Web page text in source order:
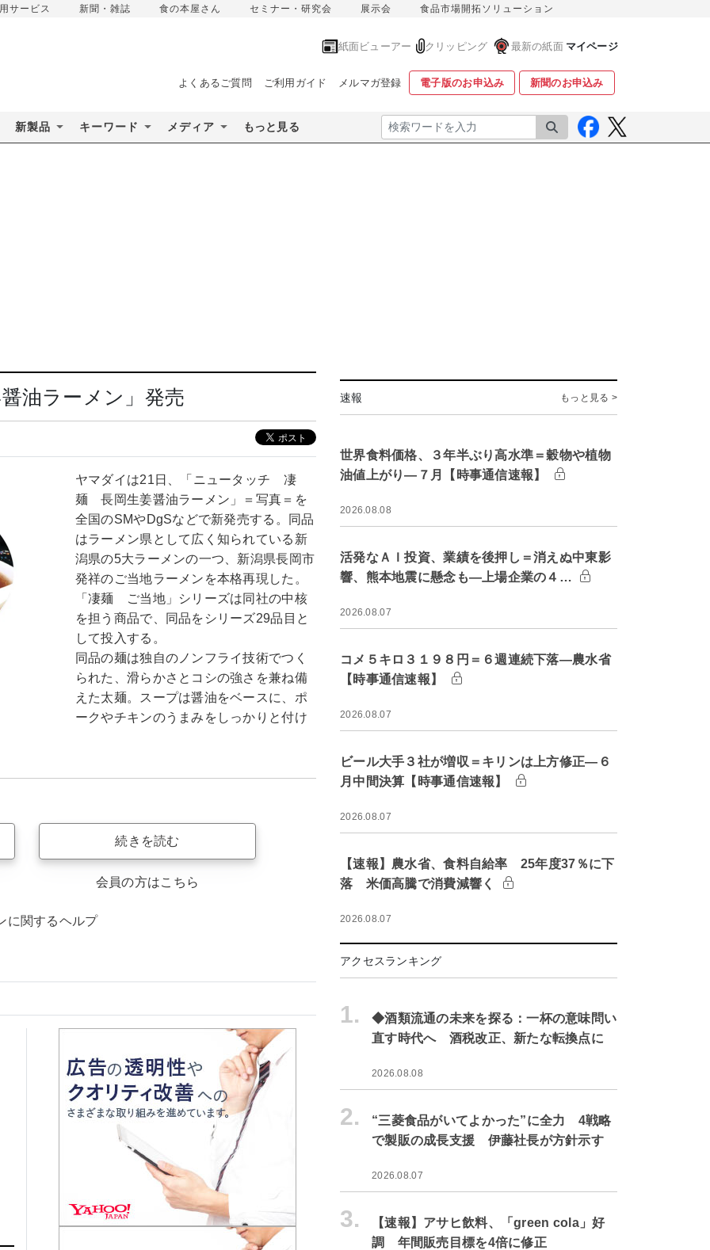
サービス 新聞・雑誌 食の本屋さん セミナー・研究会 展示会 食品市場開拓ソリューション
紙面ビューアー クリッピング 最新の紙面 マイページ
よくあるご質問 ご利用ガイド メルマガ登録 電子版のお申込み 新聞のお申込み
新製品 キーワード メディア もっと見る 検索
油ラーメン」発売
ヤマダイは21日、「ニュータッチ 凄
麺 長岡生姜醤油ラーメン」＝写真＝を
全国のSMやDgSなどで新発売する。同品
はラーメン県として広く知られている新
潟県の5大ラーメンの一つ、新潟県長岡市
発祥のご当地ラーメンを本格再現した。
「凄麺 ご当地」シリーズは同社の中核
を担う商品で、同品をシリーズ29品目と
して投入する。
同品の麺は独自のノンフライ技術でつく
られた、滑らかさとコシの強さを兼ね備
えた太麺。スープは醤油をベースに、ポ
ークやチキンのうまみをしっかりと付け
続きを読む
会員の方はこちら
に関するヘルプ
速報 もっと見る >
世界食料価格、３年半ぶり高水準＝穀物や植物
油値上がり―７月【時事通信速報】
2026.08.08
活発なＡＩ投資、業績を後押し＝消えぬ中東影
響、熊本地震に懸念も―上場企業の４…
2026.08.07
コメ５キロ３１９８円＝６週連続下落―農水省
【時事通信速報】
2026.08.07
ビール大手３社が増収＝キリンは上方修正―６
月中間決算【時事通信速報】
2026.08.07
【速報】農水省、食料自給率 25年度37％に下
落 米価高騰で消費減響く
2026.08.07
アクセスランキング
1.
◆酒類流通の未来を探る：一杯の意味問い
直す時代へ 酒税改正、新たな転換点に
2026.08.08
2.
“三菱食品がいてよかった”に全力 4戦略
で製販の成長支援 伊藤社長が方針示す
2026.08.07
3.
【速報】アサヒ飲料、「green cola」好
調 年間販売目標を4倍に修正